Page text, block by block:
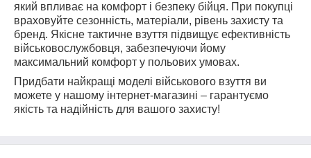
який впливає на комфорт і безпеку бійця. При покупці
враховуйте сезонність, матеріали, рівень захисту та
бренд. Якісне тактичне взуття підвищує ефективність
військовослужбовця, забезпечуючи йому
максимальний комфорт у польових умовах.
Придбати найкращі моделі військового взуття ви
можете у нашому інтернет-магазині – гарантуємо
якість та надійність для вашого захисту!